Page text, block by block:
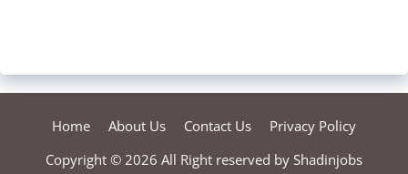
Home About Us Contact Us
Privacy Policy
Copyright © 2026 All Right reserved by Shadinjobs